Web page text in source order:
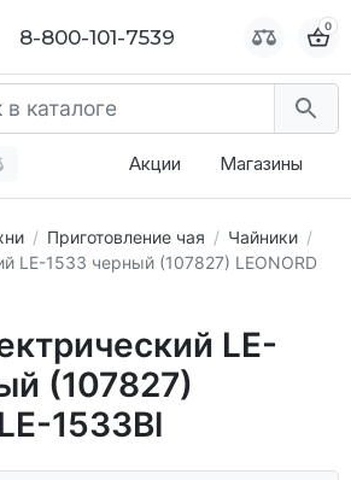
8-800-101-7539 0
Акции Магазины
Приготовление чая
Чайники
LE-1533 черный (107827) LEONORD
LE-
(107827)
1533Bl
8-800-101-7539 0